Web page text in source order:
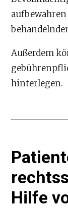
Außerdem
hinterlegen.
Hilfe